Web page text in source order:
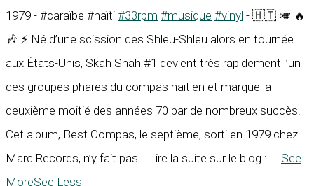
1979 - #caraïbe #haïti #33rpm #musique #vinyl - 🇭🇹 🎺 🔥
🎶 ⚡ Né d’une scission des Shleu-Shleu alors en tournée
aux États-Unis, Skah Shah #1 devient très rapidement l’un
des groupes phares du compas haïtien et marque la
deuxième moitié des années 70 par de nombreux succès.
Cet album, Best Compas, le septième, sorti en 1979 chez
Marc Records, n’y fait pas... Lire la suite sur le blog : ... See
MoreSee Less